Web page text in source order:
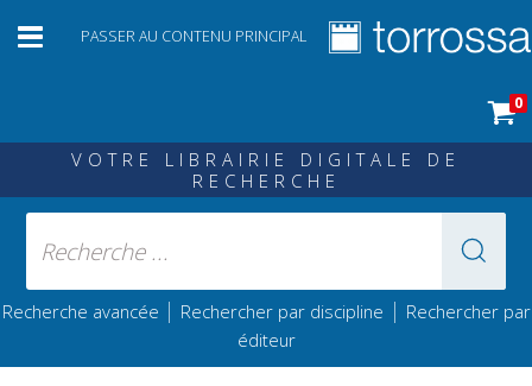
PASSER AU CONTENU PRINCIPAL
0
VOTRE LIBRAIRIE DIGITALE DE
RECHERCHE
Recherche avancée | Rechercher par discipline | Rechercher par
éditeur